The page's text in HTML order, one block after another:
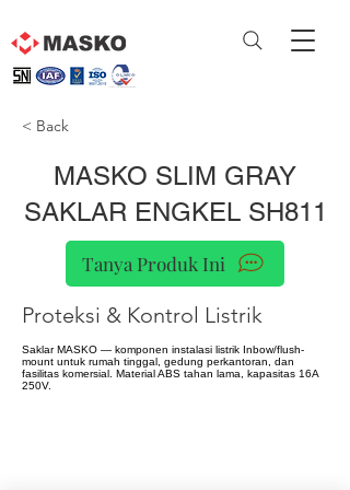
< Back
MASKO SLIM GRAY
SAKLAR ENGKEL SH811
Tanya Produk Ini
Proteksi & Kontrol Listrik
Saklar MASKO — komponen instalasi listrik Inbow/flush-
mount untuk rumah tinggal, gedung perkantoran, dan
fasilitas komersial. Material ABS tahan lama, kapasitas 16A
250V.